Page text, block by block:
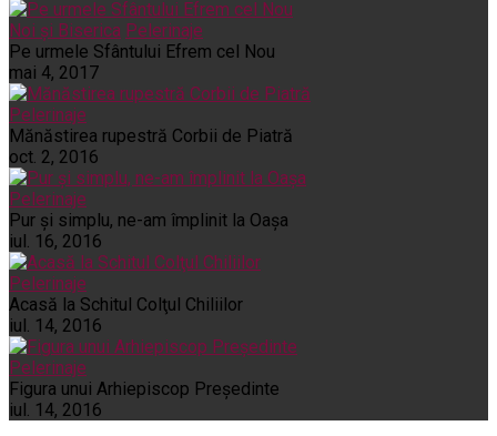
Noi și Biserica Pelerinaje
Pe urmele Sfântului Efrem cel Nou
mai 4, 2017
Pelerinaje
Mănăstirea rupestră Corbii de Piatră
oct. 2, 2016
Pelerinaje
Pur şi simplu, ne-am împlinit la Oaşa
iul. 16, 2016
Pelerinaje
Acasă la Schitul Colţul Chiliilor
iul. 14, 2016
Pelerinaje
Figura unui Arhiepiscop Preşedinte
iul. 14, 2016